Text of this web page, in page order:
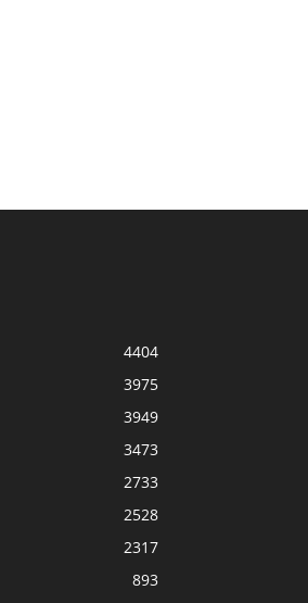
4404
3975
3949
3473
2733
2528
2317
893